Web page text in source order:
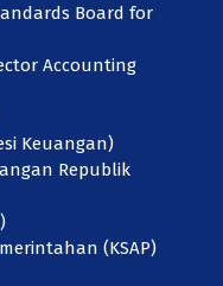
Board for
Accounting
Keuangan)
Republik
(KSAP)